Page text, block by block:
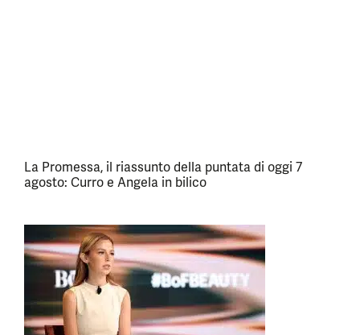
La Promessa, il riassunto della puntata di oggi 7
agosto: Curro e Angela in bilico